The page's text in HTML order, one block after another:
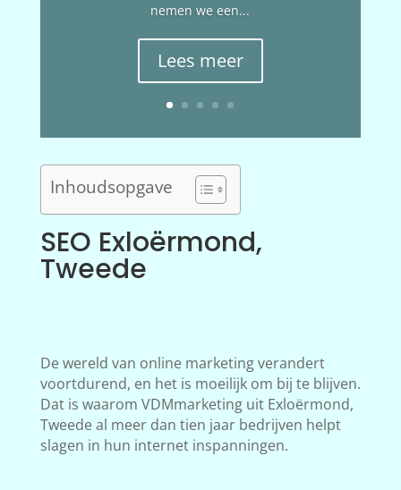
nemen we een...
Lees meer
Inhoudsopgave
SEO Exloërmond,
Tweede
De wereld van online marketing verandert
voortdurend, en het is moeilijk om bij te blijven.
Dat is waarom VDMmarketing uit Exloërmond,
Tweede al meer dan tien jaar bedrijven helpt
slagen in hun internet inspanningen.